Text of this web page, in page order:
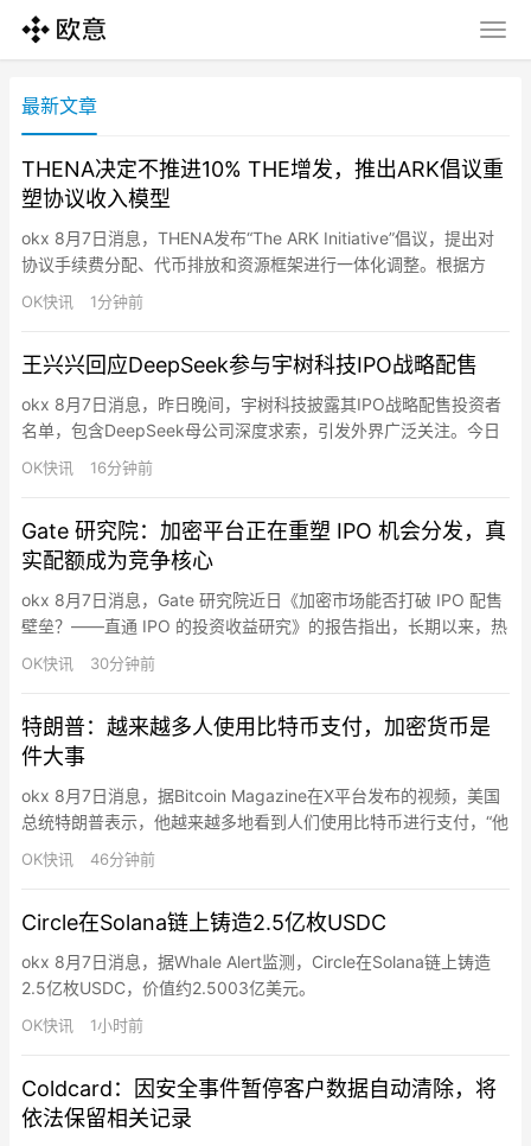
最新文章
THENA决定不推进10% THE增发，推出ARK倡议重
塑协议收入模型
okx 8月7日消息，THENA发布“The ARK Initiative”倡议，提出对
协议手续费分配、代币排放和资源框架进行一体化调整。根据方
案，现货交易手续费拟按40%分配给veTHE投票者、60%转入协议
金库，并暂缓按原有结构向theNFT分配交易手续费。THE排放拟调
rebase…
OK快讯 1分钟前
王兴兴回应DeepSeek参与宇树科技IPO战略配售
okx 8月7日消息，昨日晚间，宇树科技披露其IPO战略配售投资者
名单，包含DeepSeek母公司深度求索，引发外界广泛关注。今日
下午，宇树科技董事长、总经理兼首席技术官王兴兴在会上首次回
应称，深度求索将为宇树科技提供具有市场竞争力的商业合作方
集群建设、数据中心运营（如有）等方面提供技术支持。宇树科
技…
OK快讯 16分钟前
Gate 研究院：加密平台正在重塑 IPO 机会分发，真
实配额成为竞争核心
okx 8月7日消息，Gate 研究院近日《加密市场能否打破 IPO 配售
壁垒？——直通 IPO 的投资收益研究》的报告指出，长期以来，热
门 IPO 的发行价收益主要集中在承销机构、专业投资者和高净值客
户手中。如今，加密平台正借助稳定币账户、全球用户网络和代币
重新包装为更易触达的金融产品。直通 …
OK快讯 30分钟前
特朗普：越来越多人使用比特币支付，加密货币是
件大事
okx 8月7日消息，据Bitcoin Magazine在X平台发布的视频，美国
总统特朗普表示，他越来越多地看到人们使用比特币进行支付，“他
们甚至已经不知道现金为何物”。特朗普称，“加密货币是件大事。”
OK快讯 46分钟前
Circle在Solana链上铸造2.5亿枚USDC
okx 8月7日消息，据Whale Alert监测，Circle在Solana链上铸造
2.5亿枚USDC，价值约2.5003亿美元。
OK快讯 1小时前
Coldcard：因安全事件暂停客户数据自动清除，将
依法保留相关记录